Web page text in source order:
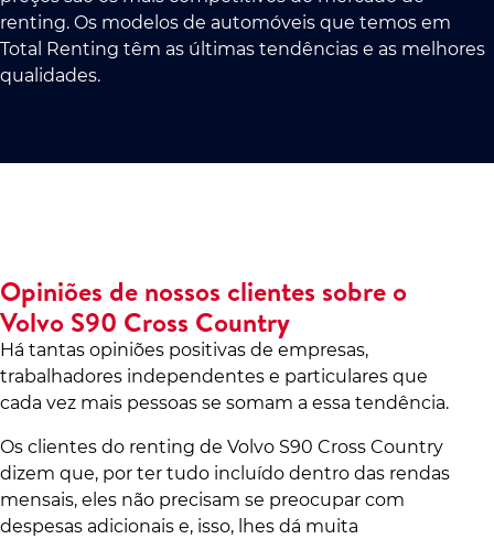
renting. Os modelos de automóveis que temos em
Total Renting têm as últimas tendências e as melhores
qualidades.
Opiniões de nossos clientes sobre o
Volvo S90 Cross Country
Há tantas opiniões positivas de empresas,
trabalhadores independentes e particulares que
cada vez mais pessoas se somam a essa tendência.
Os clientes do renting de Volvo S90 Cross Country
dizem que, por ter tudo incluído dentro das rendas
mensais, eles não precisam se preocupar com
despesas adicionais e, isso, lhes dá muita